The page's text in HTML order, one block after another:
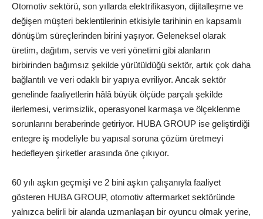
Otomotiv sektörü, son yıllarda elektrifikasyon, dijitalleşme ve
değişen müşteri beklentilerinin etkisiyle tarihinin en kapsamlı
dönüşüm süreçlerinden birini yaşıyor. Geleneksel olarak
üretim, dağıtım, servis ve veri yönetimi gibi alanların
birbirinden bağımsız şekilde yürütüldüğü sektör, artık çok daha
bağlantılı ve veri odaklı bir yapıya evriliyor. Ancak sektör
genelinde faaliyetlerin hâlâ büyük ölçüde parçalı şekilde
ilerlemesi, verimsizlik, operasyonel karmaşa ve ölçeklenme
sorunlarını beraberinde getiriyor. HUBA GROUP ise geliştirdiği
entegre iş modeliyle bu yapısal soruna çözüm üretmeyi
hedefleyen şirketler arasında öne çıkıyor.
60 yılı aşkın geçmişi ve 2 bini aşkın çalışanıyla faaliyet
gösteren HUBA GROUP, otomotiv aftermarket sektöründe
yalnızca belirli bir alanda uzmanlaşan bir oyuncu olmak yerine,